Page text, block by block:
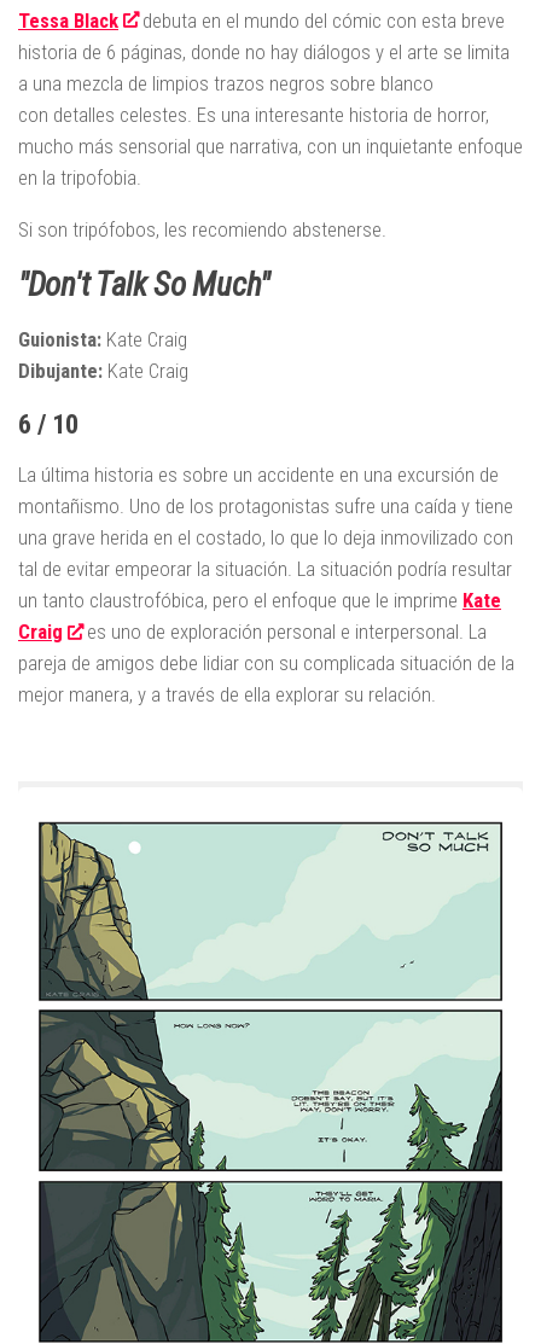
Tessa Black
debuta en el mundo del cómic con esta breve
historia de 6 páginas, donde no hay diálogos y el arte se limita
a una mezcla de limpios trazos negros sobre blanco
con detalles celestes. Es una interesante historia de horror,
mucho más sensorial que narrativa, con un inquietante enfoque
en la tripofobia.
Si son tripófobos, les recomiendo abstenerse.
"Don't Talk So Much"
Guionista: Kate Craig
Dibujante: Kate Craig
6 / 10
La última historia es sobre un accidente en una excursión de
montañismo. Uno de los protagonistas sufre una caída y tiene
una grave herida en el costado, lo que lo deja inmovilizado con
tal de evitar empeorar la situación. La situación podría resultar
un tanto claustrofóbica, pero el enfoque que le imprime Kate
Craig
es uno de exploración personal e interpersonal. La
pareja de amigos debe lidiar con su complicada situación de la
mejor manera, y a través de ella explorar su relación.